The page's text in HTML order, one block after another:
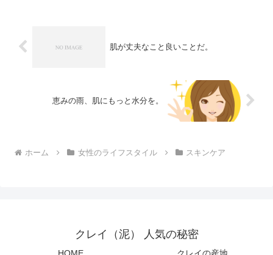
肌が丈夫なこと良いことだ。
恵みの雨、肌にもっと水分を。
ホーム 女性のライフスタイル スキンケア
クレイ（泥） 人気の秘密
HOME クレイの産地